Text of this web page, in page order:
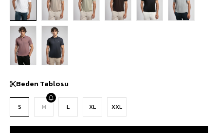
Beden Tablosu
S M L XL XXL